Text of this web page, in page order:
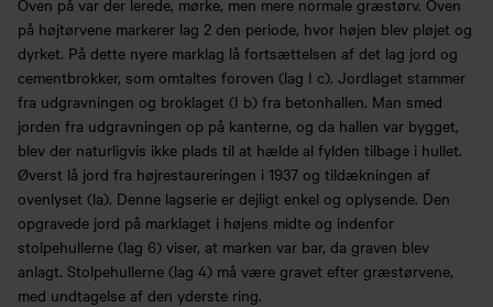
på højtørvene markerer lag 2 den periode, hvor højen blev pløjet og
dyrket. På dette nyere marklag lå fortsættelsen af det lag jord og
cementbrokker, som omtaltes foroven (lag I c). Jordlaget stammer
fra udgravningen og broklaget (I b) fra betonhallen. Man smed
jorden fra udgravningen op på kanterne, og da hallen var bygget,
blev der naturligvis ikke plads til at hælde al fylden tilbage i hullet.
Øverst lå jord fra højrestaureringen i 1937 og tildækningen af
ovenlyset (la). Denne lagserie er dejligt enkel og oplysende. Den
opgravede jord på marklaget i højens midte og indenfor
stolpehullerne (lag 6) viser, at marken var bar, da graven blev
anlagt. Stolpehullerne (lag 4) må være gravet efter græstørvene,
med undtagelse af den yderste ring.